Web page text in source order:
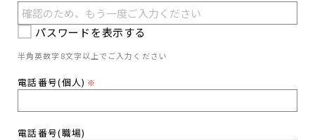
パスワードを表示する
半角英数字8文字以上でご入力ください
電話番号(個人) ※
電話番号(職場)